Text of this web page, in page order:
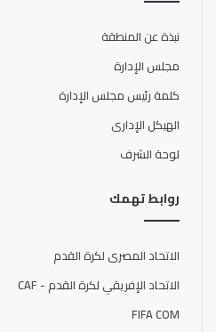
نبذة عن المنطقة
مجلس الإدارة
كلمة رئيس مجلس الإدارة
الهيكل الإدارى
لوحة الشرف
روابط تهمك
الاتحاد المصرى لكرة القدم
الاتحاد الإفريقي لكرة القدم - CAF
FIFA COM